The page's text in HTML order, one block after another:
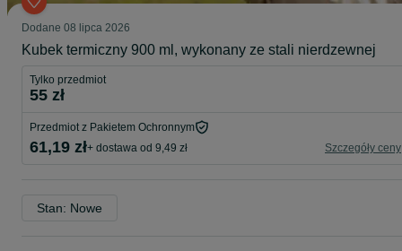
Dodane 08 lipca 2026
Kubek termiczny 900 ml, wykonany ze stali nierdzewnej
Tylko przedmiot
55 zł
Przedmiot z Pakietem Ochronnym
61,19 zł+ dostawa od 9,49 zł Szczegóły ceny
Stan: Nowe